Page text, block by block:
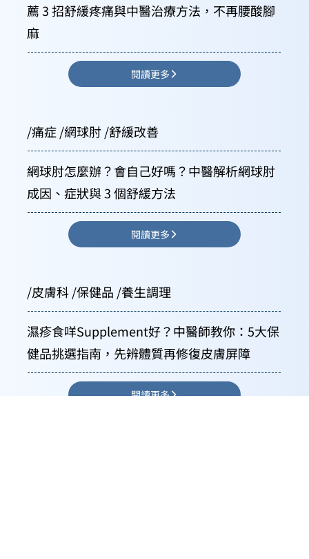
薦 3 招舒緩疼痛與中醫治療方法，不再腰酸腳
麻
閱讀更多
/痛症 /網球肘 /舒緩改善
網球肘怎麼辦？會自己好嗎？中醫解析網球肘
成因、症狀與 3 個舒緩方法
閱讀更多
/皮膚科 /保健品 /養生調理
濕疹食咩Supplement好？中醫師教你：5大保
健品挑選指南，先辨體質再修復皮膚屏障
閱讀更多